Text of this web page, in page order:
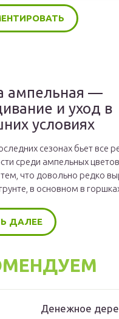
ампельная —
и уход в
условиях
сезонах бьет все
среди ампельных
что довольно редко
в основном в
ДАЛЕЕ
Денежное